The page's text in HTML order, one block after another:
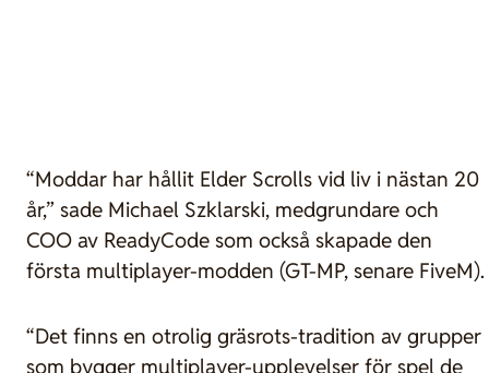
“Moddar har hållit Elder Scrolls vid liv i nästan 20
år,” sade Michael Szklarski, medgrundare och
COO av ReadyCode som också skapade den
första multiplayer-modden (GT-MP, senare FiveM).
“Det finns en otrolig gräsrots-tradition av grupper
som bygger multiplayer-upplevelser för spel de